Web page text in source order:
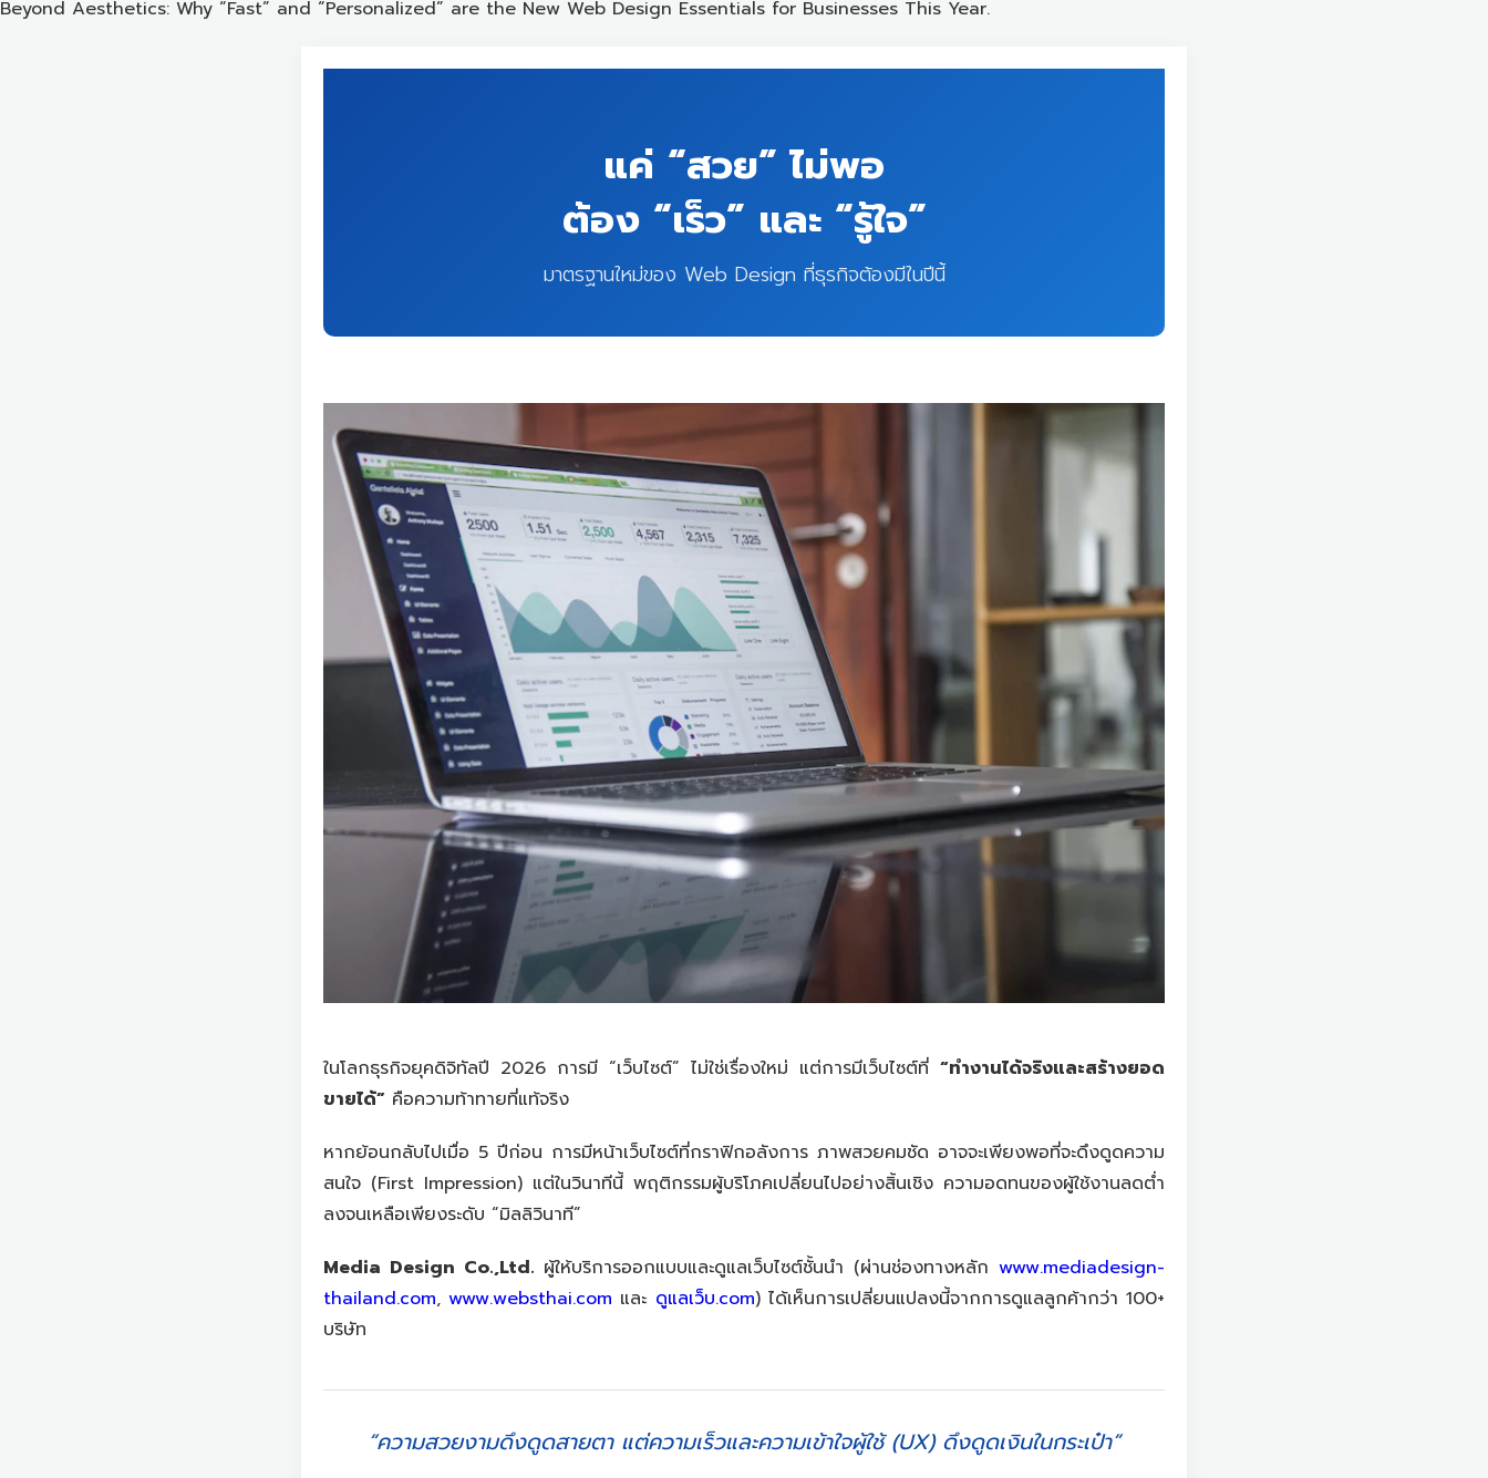
Beyond Aesthetics: Why “Fast” and “Personalized” are the New Web Design Essentials for Businesses This Year.
แค่ “สวย” ไม่พอ
ต้อง “เร็ว” และ “รู้ใจ”
มาตรฐานใหม่ของ Web Design ที่ธุรกิจต้องมีในปีนี้
ในโลกธุรกิจยุคดิจิทัลปี 2026 การมี “เว็บไซต์” ไม่ใช่เรื่องใหม่ แต่การมีเว็บไซต์ที่ “ทำงานได้จริงและสร้างยอด
ขายได้” คือความท้าทายที่แท้จริง
หากย้อนกลับไปเมื่อ 5 ปีก่อน การมีหน้าเว็บไซต์ที่กราฟิกอลังการ ภาพสวยคมชัด อาจจะเพียงพอที่จะดึงดูดความ
สนใจ (First Impression) แต่ในวินาทีนี้ พฤติกรรมผู้บริโภคเปลี่ยนไปอย่างสิ้นเชิง ความอดทนของผู้ใช้งานลดต่ำ
ลงจนเหลือเพียงระดับ “มิลลิวินาที”
Media Design Co.,Ltd. ผู้ให้บริการออกแบบและดูแลเว็บไซต์ชั้นนำ (ผ่านช่องทางหลักwww.mediadesign-
thailand.com,www.websthai.com และ ดูแลเว็บ.com) ได้เห็นการเปลี่ยนแปลงนี้จากการดูแลลูกค้ากว่า 100+
บริษัท
“ความสวยงามดึงดูดสายตา แต่ความเร็วและความเข้าใจผู้ใช้ (UX) ดึงดูดเงินในกระเป๋า”